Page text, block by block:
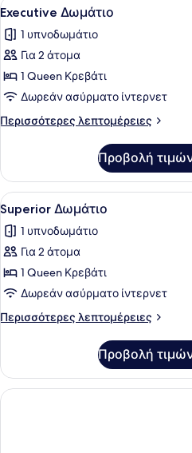
όλων
των
φωτογραφιών
για
Executive
Δωμάτιο
1
Executive Δωμάτιο
1 υπνοδωμάτιο
Για 2 άτομα
1 Queen Κρεβάτι
Δωρεάν ασύρματο ίντερνετ
Περισσότερες λεπτομέρειες
Περισσότερες
Δωμάτιο
Προβολή
Προβολή
όλων
των
φωτογραφιών
για
Superior
Δωμάτιο
1
Superior Δωμάτιο
1 υπνοδωμάτιο
Για 2 άτομα
1 Queen Κρεβάτι
Δωρεάν ασύρματο ίντερνετ
Περισσότερες λεπτομέρειες
Περισσότερες
Δωμάτιο
Προβολή